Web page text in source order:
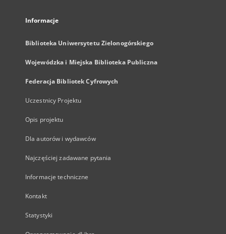
Informacje
Biblioteka Uniwersytetu Zielonogórskiego
Wojewódzka i Miejska Biblioteka Publiczna
Federacja Bibliotek Cyfrowych
Uczestnicy Projektu
Opis projektu
Dla autorów i wydawców
Najczęściej zadawane pytania
Informacje techniczne
Kontakt
Statystyki